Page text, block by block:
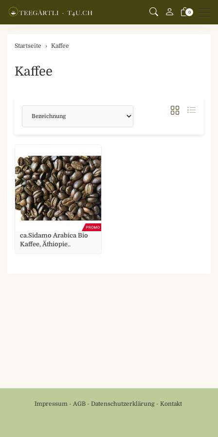
0
Startseite Kaffee
Kaffee
ca.Sidamo Arabica Bio
Kaffee, Äthiopie..
Impressum - AGB - Datenschutzerklärung - Kontakt